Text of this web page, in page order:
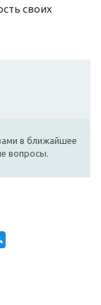
своих
в ближайшее
вопросы.